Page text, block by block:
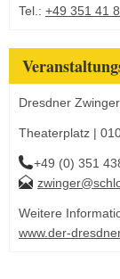
Tel.: +49 351 41
Dresdner Zwinger
Theaterplatz |
+49 (0) 351
Weitere
www.der-